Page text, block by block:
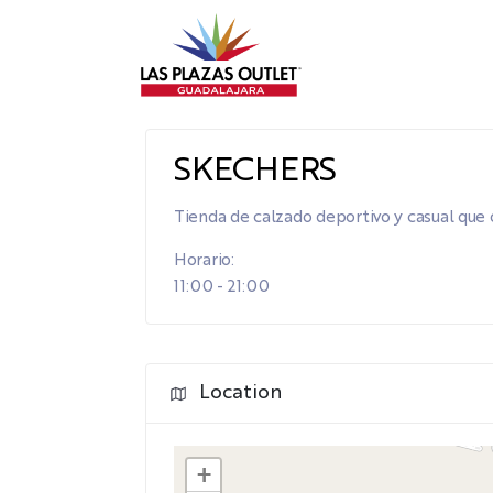
SKECHERS
Tienda de calzado deportivo y casual
Horario:
11:00 - 21:00
Location
+